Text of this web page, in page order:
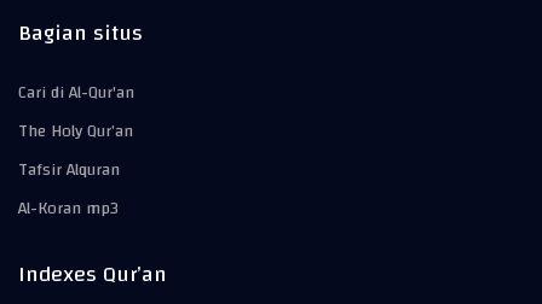
Bagian situs
Cari di Al-Qur'an
The Holy Qur’an
Tafsir Alquran
Al-Koran mp3
Indexes Qur’an